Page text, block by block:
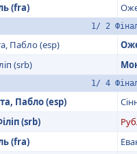
(fra)
1/ 2
Пабло (esp)
(srb)
1/ 4
Пабло (esp)
(srb)
(fra)